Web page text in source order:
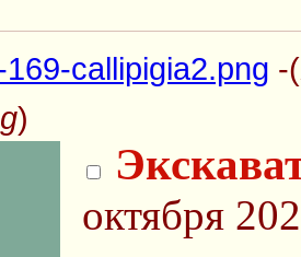
169-callipigia2.png -(
)
октября